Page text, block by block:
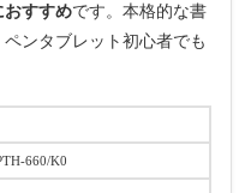
おすすめです。本格的な書
ンタブレット初心者でも
660/K0